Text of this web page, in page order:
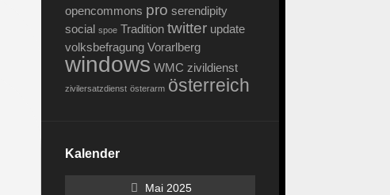
opencommons pro serendipity
social spoe Tradition twitter update
volksbefragung Vorarlberg
windows WMC zivildienst
zivilersatzdienst österarm österreich
Kalender
Mai 2025